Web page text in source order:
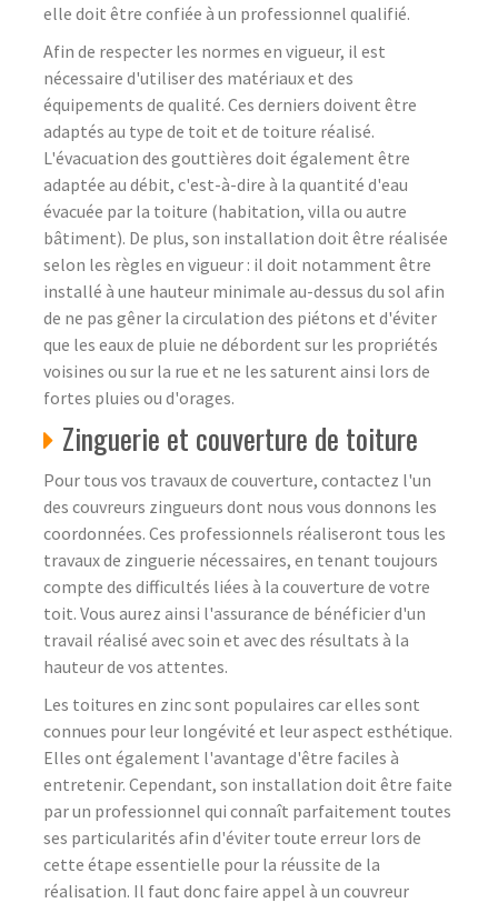
elle doit être confiée à un professionnel qualifié.
Afin de respecter les normes en vigueur, il est
nécessaire d'utiliser des matériaux et des
équipements de qualité. Ces derniers doivent être
adaptés au type de toit et de toiture réalisé.
L'évacuation des gouttières doit également être
adaptée au débit, c'est-à-dire à la quantité d'eau
évacuée par la toiture (habitation, villa ou autre
bâtiment). De plus, son installation doit être réalisée
selon les règles en vigueur : il doit notamment être
installé à une hauteur minimale au-dessus du sol afin
de ne pas gêner la circulation des piétons et d'éviter
que les eaux de pluie ne débordent sur les propriétés
voisines ou sur la rue et ne les saturent ainsi lors de
fortes pluies ou d'orages.
Zinguerie et couverture de toiture
Pour tous vos travaux de couverture, contactez l'un
des couvreurs zingueurs dont nous vous donnons les
coordonnées. Ces professionnels réaliseront tous les
travaux de zinguerie nécessaires, en tenant toujours
compte des difficultés liées à la couverture de votre
toit. Vous aurez ainsi l'assurance de bénéficier d'un
travail réalisé avec soin et avec des résultats à la
hauteur de vos attentes.
Les toitures en zinc sont populaires car elles sont
connues pour leur longévité et leur aspect esthétique.
Elles ont également l'avantage d'être faciles à
entretenir. Cependant, son installation doit être faite
par un professionnel qui connaît parfaitement toutes
ses particularités afin d'éviter toute erreur lors de
cette étape essentielle pour la réussite de la
réalisation. Il faut donc faire appel à un couvreur